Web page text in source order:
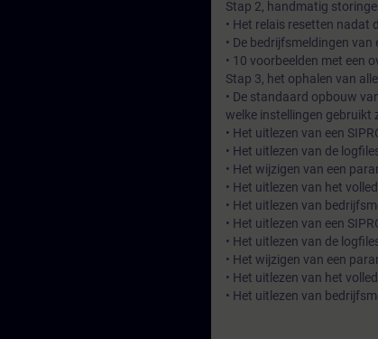
Stap 2, handmatig
• Het relais resetten nadat
• De bedrijfsmeldingen van
• 10 voorbeelden met een
Stap 3, het ophalen van
• De standaard opbouw
welke instellingen gebruikt
• Het uitlezen van een
• Het uitlezen van de
• Het wijzigen van een
• Het uitlezen van het
• Het uitlezen van
• Het uitlezen van een
• Het uitlezen van de
• Het wijzigen van een
• Het uitlezen van het
• Het uitlezen van